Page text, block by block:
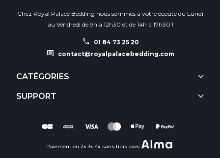
Chez Royal Palace Bedding nous sommes à votre écoute du Lundi
au Vendredi de 9h à 12h30 et de 14h à 17h30 !
call 01 84 73 25 20
comment contact@royalpalacebedding.com
CATÉGORIES keyboard_arrow_down
SUPPORT keyboard_arrow_down
Paiement en 2x 3x 4x sans frais avec